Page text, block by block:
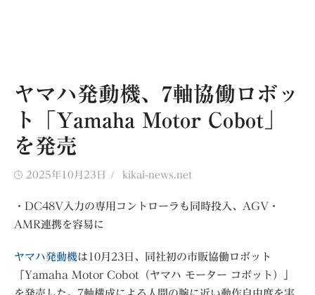
ヤマハ発動機、7軸協働ロボッ
ト「Yamaha Motor Cobot」
を発売
Posted
2025年10月23日 Author
kikai-news.net
・DC48V入力の専用コントローラも同時投入、AGV・
AMR連携を容易に
ヤマハ発動機は10月23日、同社初の市販協働ロボット
「Yamaha Motor Cobot（ヤマハ モーター コボット）」